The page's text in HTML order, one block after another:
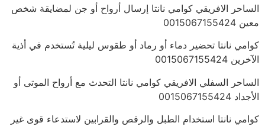
الساحر الافريقي كوامي نانتا إرسال أرواح أو جن لمضايقة شخص
معين 0015067155424
كوامي نانتا تحضير دماء أو رماد أو طقوس ليلية تُستخدم في أذية
الآخرين 0015067155424
الساحر السفلي الافريقي كوامي نانتا التحدث مع أرواح الموتى أو
الأجداد 0015067155424
كوامي نانتا استخدام الطبل والرقص والقرابين لاستدعاء قوى غير